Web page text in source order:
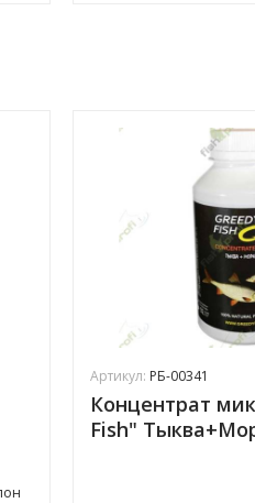
Артикул: РБ-00341
Концентрат
Fish"